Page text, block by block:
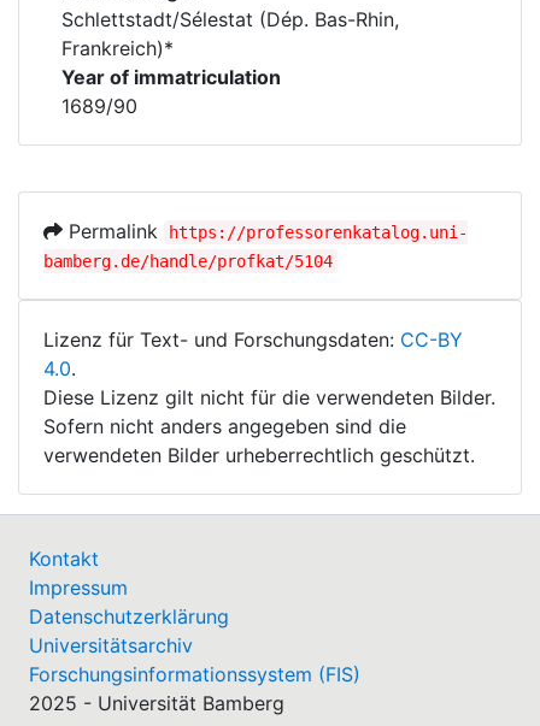
Schlettstadt/Sélestat (Dép. Bas-Rhin,
Frankreich)*
Year of immatriculation
1689/90
Permalink
https://professorenkatalog.uni-
bamberg.de/handle/profkat/5104
Lizenz für Text- und Forschungsdaten: CC-BY
4.0.
Diese Lizenz gilt nicht für die verwendeten Bilder.
Sofern nicht anders angegeben sind die
verwendeten Bilder urheberrechtlich geschützt.
Kontakt
Impressum
Datenschutzerklärung
Universitätsarchiv
Forschungsinformationssystem (FIS)
2025 - Universität Bamberg